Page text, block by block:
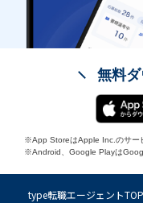
無料
※App StoreはApple Inc.のサー
※Android、Google Playは
type転職エージェントTOP